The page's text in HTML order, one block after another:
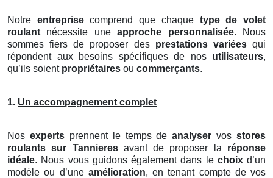
Notre entreprisecomprend que chaque type de volet
roulant nécessite uneapproche personnalisée. Nous
sommes fiers de proposer des prestations variéesqui
répondent aux besoins spécifiques de nos utilisateurs,
qu’ils soient propriétaires ou commerçants.
1. Un accompagnement complet
Nos expertsprennent le temps deanalyser vos stores
roulants sur Tannieres avant de proposer la réponse
idéale. Nous vous guidons également dans le choixd’un
modèle ou d’une amélioration, en tenant compte de vos